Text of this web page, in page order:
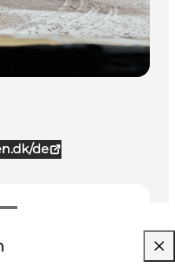
de